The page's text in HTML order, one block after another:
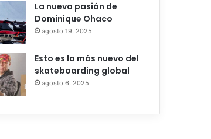
La nueva pasión de
Dominique Ohaco
agosto 19, 2025
Esto es lo más nuevo del
skateboarding global
agosto 6, 2025